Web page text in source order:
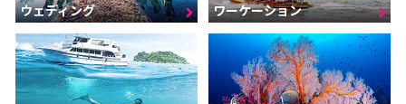
ウェディング ワーケーション